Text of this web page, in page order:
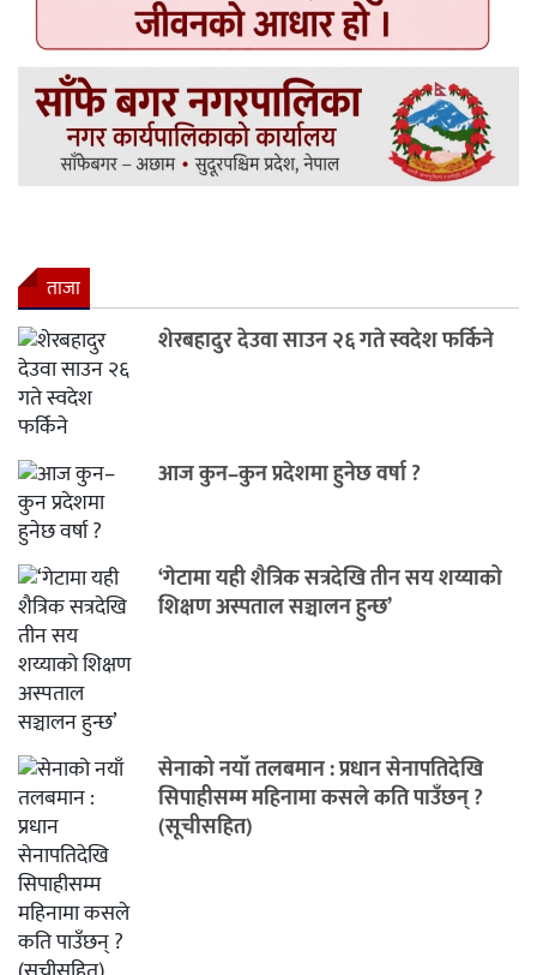
ताजा
शेरबहादुर देउवा साउन २६ गते स्वदेश फर्किने
आज कुन–कुन प्रदेशमा हुनेछ वर्षा ?
‘गेटामा यही शैत्रिक सत्रदेखि तीन सय शय्याको
शिक्षण अस्पताल सञ्चालन हुन्छ’
सेनाको नयाँ तलबमान : प्रधान सेनापतिदेखि
सिपाहीसम्म महिनामा कसले कति पाउँछन् ?
(सूचीसहित)